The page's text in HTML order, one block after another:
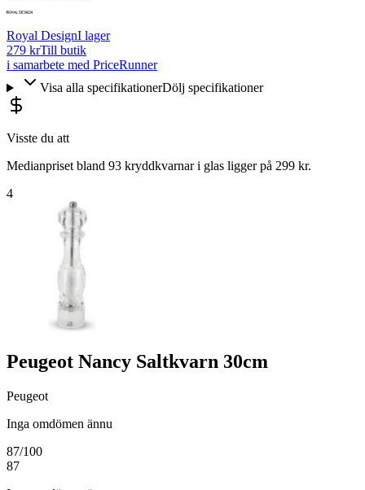
Royal DesignI lager
279 krTill butik
i samarbete med PriceRunner
Visa alla specifikationerDölj specifikationer
Visste du att
Medianpriset bland 93 kryddkvarnar i glas ligger på 299 kr.
4
Peugeot Nancy Saltkvarn 30cm
Peugeot
Inga omdömen ännu
87/100
87